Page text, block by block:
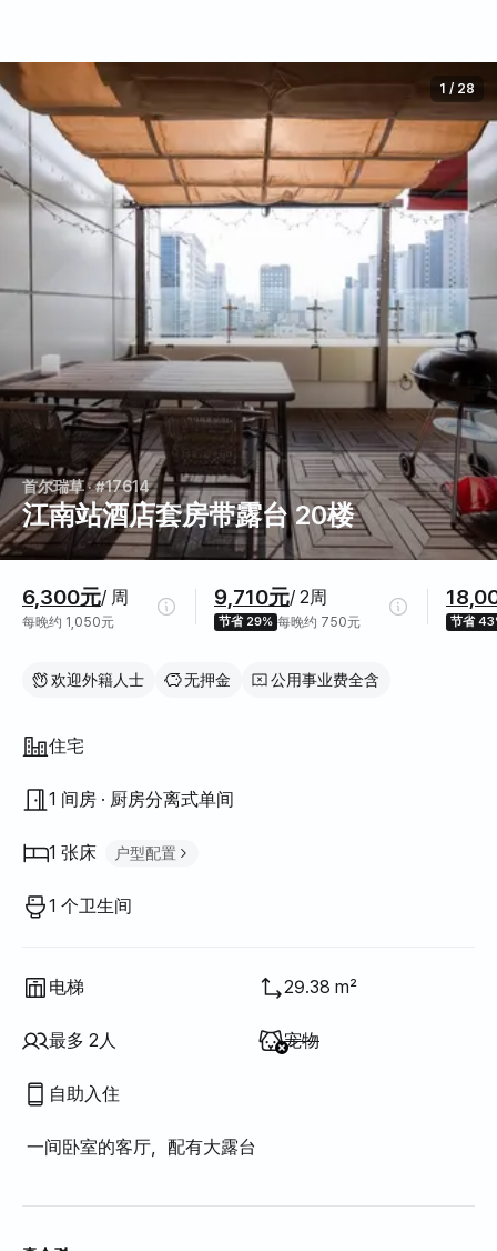
首尔瑞草· #17614
江南站酒店套房带露台 20楼
1 / 28
6,300元/ 周
每晚约 1,050元
9,710元/ 2周
节省 29% 每晚约 750元 节省
欢迎外籍人士 无押金 公用事业费全含
房屋结构
住宅
1 间房 · 厨房分离式单间
1 张床 户型配置
1 个卫生间
电梯 29.38 m²
最多 2人 不提供
宠物
自助入住
一间卧室的客厅，配有大露台